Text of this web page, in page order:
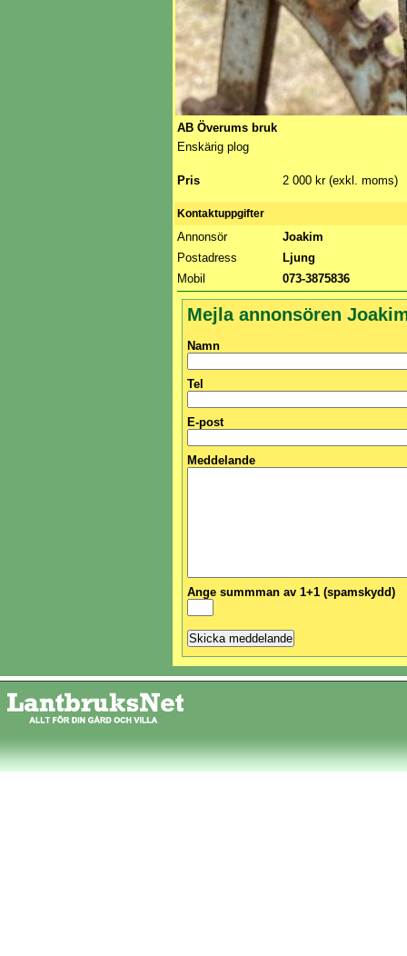
AB Överums bruk
Enskärig plog
Pris 2 000 kr (exkl. moms)
Kontaktuppgifter
Annonsör
Joakim
Postadress
Ljung
Mobil
073-3875836
Mejla annonsören
Namn
Tel
E-post
Meddelande
Ange summman av 1+1 (spamskydd)